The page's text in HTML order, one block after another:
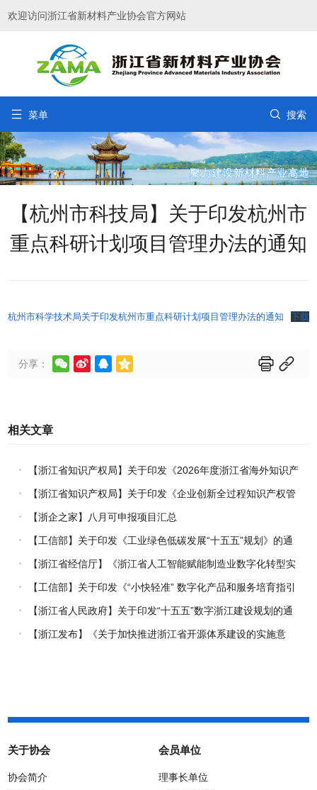
欢迎访问浙江省新材料产业协会官方网站
 菜单  搜索
【杭州市科技局】关于印发杭州市
重点科研计划项目管理办法的通知
杭州市科学技术局关于印发杭州市重点科研计划项目管理办法的通知 下载
分享：      
相关文章
【浙江省知识产权局】关于印发《2026年度浙江省海外知识产
权风险统一基础性保障保险实施方案》的通知
【浙江省知识产权局】关于印发《企业创新全过程知识产权管
理指引》的通知
【浙企之家】八月可申报项目汇总
【工信部】关于印发《工业绿色低碳发展“十五五”规划》的通
知
【浙江省经信厅】《浙江省人工智能赋能制造业数字化转型实
施方案（2026-2030年）》印发
【工信部】关于印发《“小快轻准” 数字化产品和服务培育指引
（2026年版）》的通知
【浙江省人民政府】关于印发“十五五”数字浙江建设规划的通
知
【浙江发布】《关于加快推进浙江省开源体系建设的实施意
关于协会
协会简介
会员单位
理事长单位